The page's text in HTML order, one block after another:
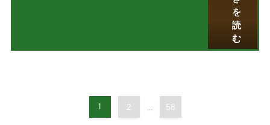
を
読
む
1 2 58